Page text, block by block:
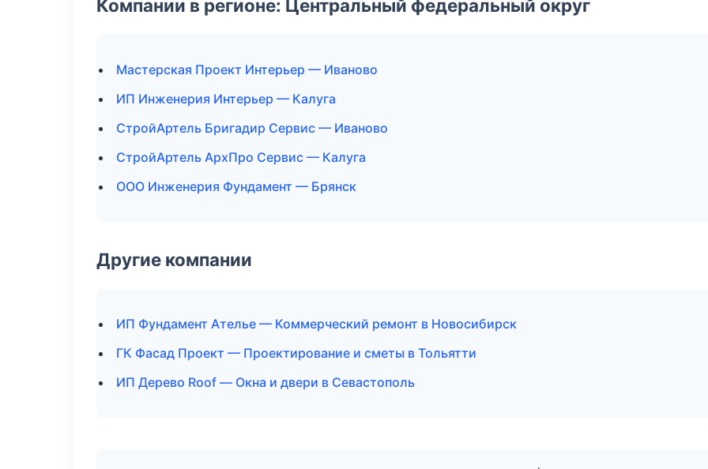
Компании в регионе: Центральный федеральный округ
Мастерская Проект Интерьер — Иваново
ИП Инженерия Интерьер — Калуга
СтройАртель Бригадир Сервис — Иваново
СтройАртель АрхПро Сервис — Калуга
ООО Инженерия Фундамент — Брянск
Другие компании
ИП Фундамент Ателье — Коммерческий ремонт в Новосибирск
ГК Фасад Проект — Проектирование и сметы в Тольятти
ИП Дерево Roof — Окна и двери в Севастополь